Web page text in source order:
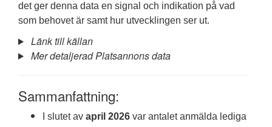
det ger denna data en signal och indikation på vad
som behovet är samt hur utvecklingen ser ut.
Länk till källan
Mer detaljerad Platsannons data
Sammanfattning:
I slutet av april 2026 var antalet anmälda lediga